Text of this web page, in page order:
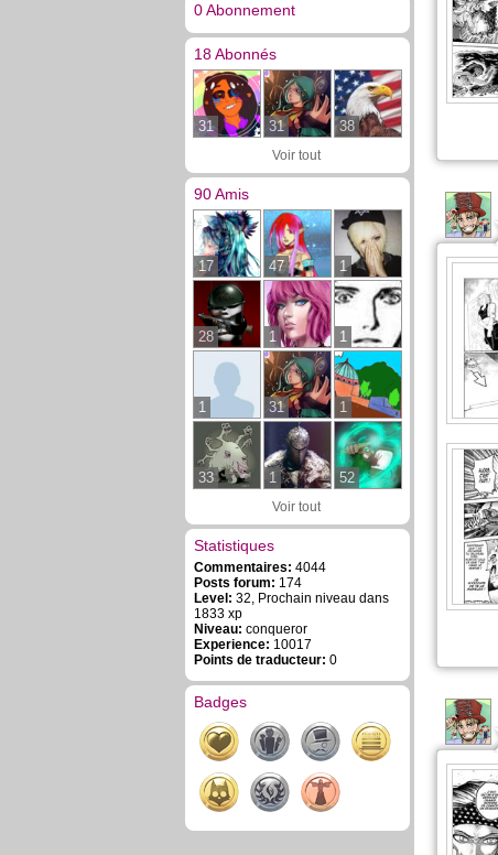
0 Abonnement
18 Abonnés
31 31 38
Voir tout
90 Amis
17 47 1
28 1 1
1 31 1
33 1 52
Voir tout
Statistiques
Commentaires: 4044
Posts forum: 174
Level: 32, Prochain niveau dans
1833 xp
Niveau: conqueror
Experience: 10017
Points de traducteur: 0
Badges